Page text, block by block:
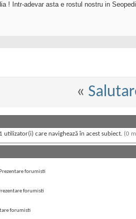
! Intr-adevar asta e rostul nostru in
«
utilizator(i) care navighează în acest subiect. (0
forumisti
forumisti
forumisti